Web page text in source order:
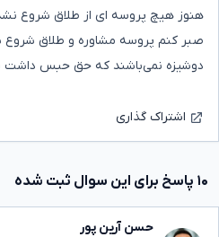
هنوز هیچ پروسه ای از طلاق شروع
صبر کنم پروسه مشاوره و طلاق
دوشیزه نمی‌باشند که حق حبس داشت
اشتراک گذاری
۱۰ پاسخ برای این سوال ثبت شده
حسن آرین پور